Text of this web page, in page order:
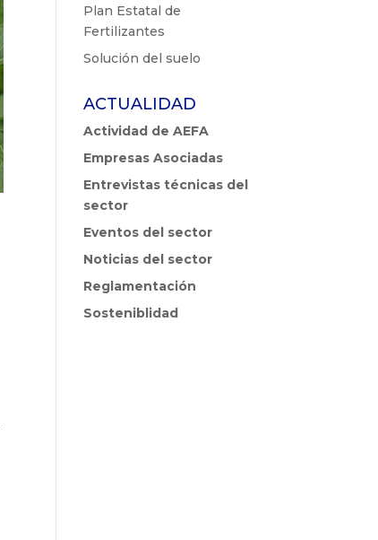
Plan Estatal de
Fertilizantes
Solución del suelo
ACTUALIDAD
Actividad de AEFA
Empresas Asociadas
Entrevistas técnicas del
sector
Eventos del sector
Noticias del sector
Reglamentación
Sosteniblidad